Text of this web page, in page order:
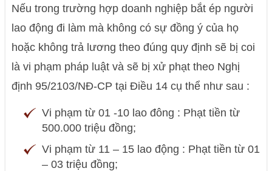
Nếu trong trường hợp doanh nghiệp bắt ép người
lao động đi làm mà không có sự đồng ý của họ
hoặc không trả lương theo đúng quy định sẽ bị coi
là vi phạm pháp luật và sẽ bị xử phạt theo Nghị
định 95/2103/NĐ-CP tại Điều 14 cụ thể như sau :
Vi phạm từ 01 -10 lao đông : Phạt tiền từ
500.000 triệu đồng;
Vi phạm từ 11 – 15 lao động : Phạt tiền từ 01
– 03 triệu đồng;